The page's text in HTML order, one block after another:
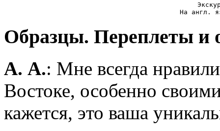
На англ.
Образцы. Переплеты и
А. А.: Мне всегда
Востоке, особенно
кажется, это ваша